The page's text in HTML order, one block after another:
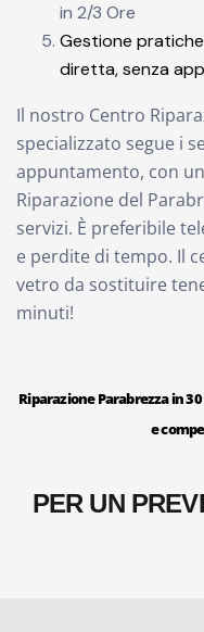
in 2/3 Ore
Gestione
diretta, senza
Il nostro Centro
specializzato segue i
appuntamento, con
Riparazione del
servizi. È preferibile
e perdite di tempo. Il
vetro da sostituire
minuti!
Riparazione Parabrezza in
e
PER UN